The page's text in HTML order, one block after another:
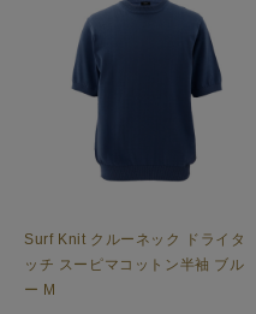
Surf Knit クルーネック ドライタ
ッチ スーピマコットン半袖 ブル
ー M